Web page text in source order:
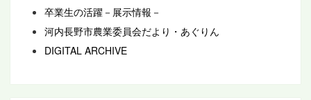
卒業生の活躍－展示情報－
河内長野市農業委員会だより・あぐりん
DIGITAL ARCHIVE